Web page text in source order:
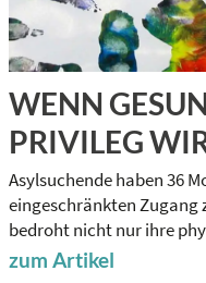
WENN
PRIVILEG
Asylsuchende haben 36
eingeschränkten Zugang
bedroht nicht nur ihre
zum Artikel